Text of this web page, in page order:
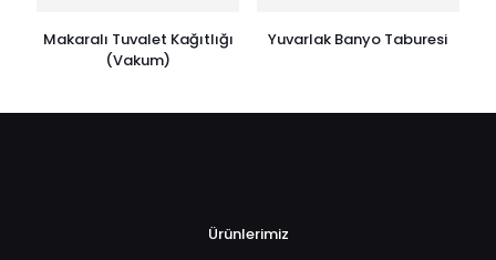
Makaralı Tuvalet Kağıtlığı
(Vakum)
Yuvarlak Banyo Taburesi
Ürünlerimiz